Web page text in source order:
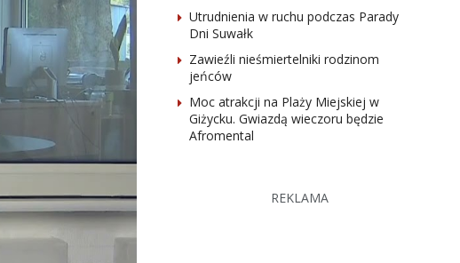
Utrudnienia w ruchu podczas Parady
Dni Suwałk
Zawieźli nieśmiertelniki rodzinom
jeńców
Moc atrakcji na Plaży Miejskiej w
Giżycku. Gwiazdą wieczoru będzie
Afromental
REKLAMA